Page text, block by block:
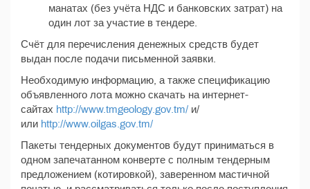
манатах (без учёта НДС и банковских затрат) на
один лот за участие в тендере.
Счёт для перечисления денежных средств будет
выдан после подачи письменной заявки.
Необходимую информацию, а также спецификацию
объявленного лота можно скачать на интернет-
сайтах http://www.tmgeology.gov.tm/ и/
или http://www.oilgas.gov.tm/
Пакеты тендерных документов будут приниматься в
одном запечатанном конверте с полным тендерным
предложением (котировкой), заверенном мастичной